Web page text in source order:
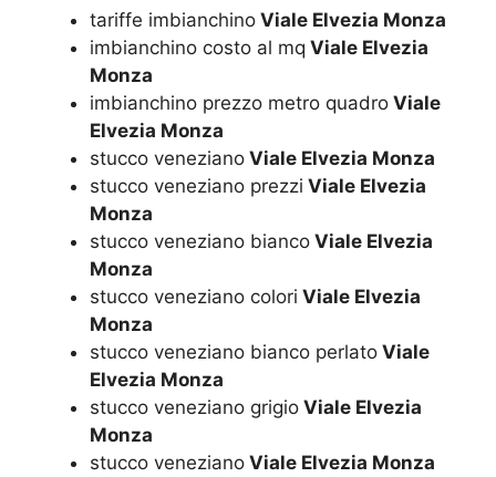
tariffe imbianchino Viale Elvezia Monza
imbianchino costo al mq Viale Elvezia
Monza
imbianchino prezzo metro quadro Viale
Elvezia Monza
stucco veneziano Viale Elvezia Monza
stucco veneziano prezzi Viale Elvezia
Monza
stucco veneziano bianco Viale Elvezia
Monza
stucco veneziano colori Viale Elvezia
Monza
stucco veneziano bianco perlato Viale
Elvezia Monza
stucco veneziano grigio Viale Elvezia
Monza
stucco veneziano Viale Elvezia Monza